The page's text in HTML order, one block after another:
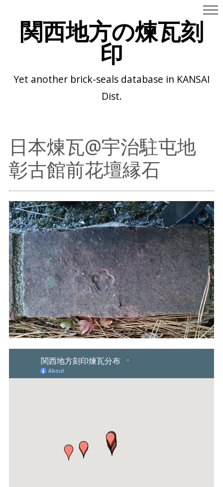
関西地方の煉瓦刻
印
Yet another brick-seals database in KANSAI
Dist.
日本煉瓦@宇治駐屯地
彰古館前花壇縁石